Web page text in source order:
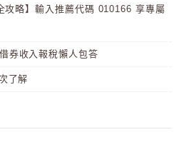
攻略】輸入推薦代碼 010166 享專屬
券收入報稅懶人包答
了解